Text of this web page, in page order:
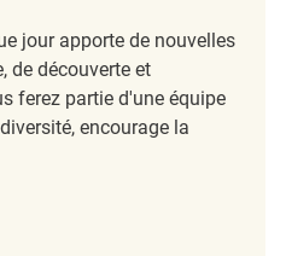
jour apporte de nouvelles
de découverte et
ferez partie d'une équipe
encourage la
Temporary HomeSense - Belleville